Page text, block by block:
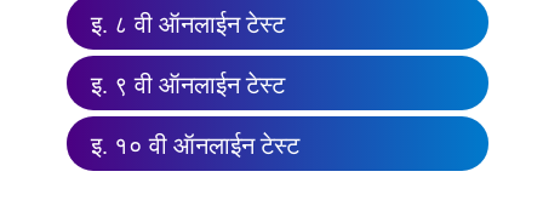
इ. ८ वी ऑनलाईन टेस्ट
इ. ९ वी ऑनलाईन टेस्ट
इ. १० वी ऑनलाईन टेस्ट